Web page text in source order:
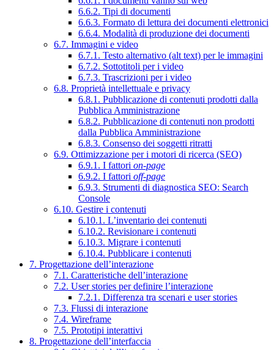
6.6.2. Tipi di documenti
6.6.3. Formato di lettura dei documenti elettronici
6.6.4. Modalità di produzione dei documenti
6.7. Immagini e video
6.7.1. Testo alternativo (alt text) per le immagini
6.7.2. Sottotitoli per i video
6.7.3. Trascrizioni per i video
6.8. Proprietà intellettuale e privacy
6.8.1. Pubblicazione di contenuti prodotti dalla
Pubblica Amministrazione
6.8.2. Pubblicazione di contenuti non prodotti
dalla Pubblica Amministrazione
6.8.3. Consenso dei soggetti ritratti
6.9. Ottimizzazione per i motori di ricerca (SEO)
6.9.1. I fattori on-page
6.9.2. I fattori off-page
6.9.3. Strumenti di diagnostica SEO: Search
Console
6.10. Gestire i contenuti
6.10.1. L’inventario dei contenuti
6.10.2. Revisionare i contenuti
6.10.3. Migrare i contenuti
6.10.4. Pubblicare i contenuti
7. Progettazione dell’interazione
7.1. Caratteristiche dell’interazione
7.2. User stories per definire l’interazione
7.2.1. Differenza tra scenari e user stories
7.3. Flussi di interazione
7.4. Wireframe
7.5. Prototipi interattivi
8. Progettazione dell’interfaccia